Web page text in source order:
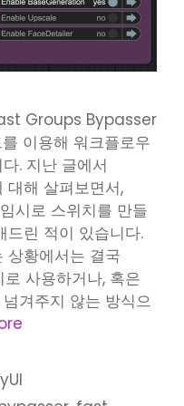
Groups Bypasser
이용해 워크플로우
. 지난 글에서
해 살펴보면서,
시로 스위치를 만들
드린 적이 있습니다.
상황에서는 결국
사용하거나, 혹은
겨주지 않는 방식으